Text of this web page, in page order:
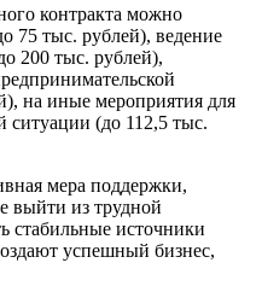
контракта можно
75 тыс. рублей), ведение
200 тыс. рублей),
на иные мероприятия для
ситуации (до 112,5 тыс.
мера поддержки,
выйти из трудной
стабильные источники
успешный бизнес,